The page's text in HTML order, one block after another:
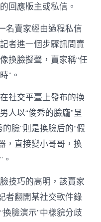
回應版主或私信。
名賣家經由過程私信
者進一個步驟訊問賣
換臉擬聲，賣家稱“任
”。
社交平臺上發布的換
人以“俊秀的臉龐”呈
臉”則是換臉后的“假
，直接變小哥哥，換
技巧的高明，該賣家
者翻開某社交軟件錄
臉演示”中樣貌分歧